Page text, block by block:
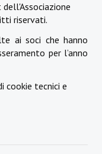
riservati.
ai soci che hanno
per l’anno
cookie tecnici e